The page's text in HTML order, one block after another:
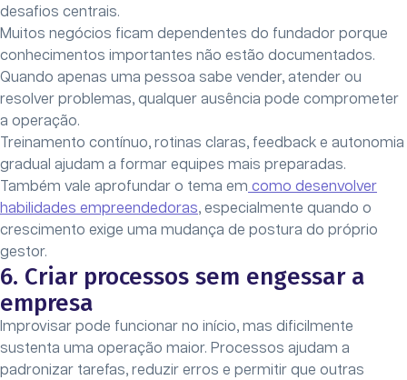
desafios centrais.
Muitos negócios ficam dependentes do fundador porque
conhecimentos importantes não estão documentados.
Quando apenas uma pessoa sabe vender, atender ou
resolver problemas, qualquer ausência pode comprometer
a operação.
Treinamento contínuo, rotinas claras, feedback e autonomia
gradual ajudam a formar equipes mais preparadas.
Também vale aprofundar o tema em como desenvolver
habilidades empreendedoras, especialmente quando o
crescimento exige uma mudança de postura do próprio
gestor.
6. Criar processos sem engessar a
empresa
Improvisar pode funcionar no início, mas dificilmente
sustenta uma operação maior. Processos ajudam a
padronizar tarefas, reduzir erros e permitir que outras